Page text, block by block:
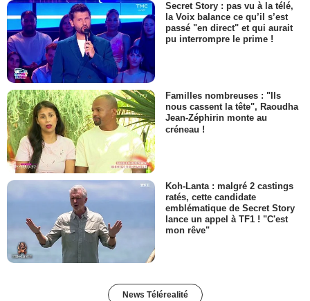
Secret Story : pas vu à la télé,
la Voix balance ce qu’il s’est
passé "en direct" et qui aurait
pu interrompre le prime !
Familles nombreuses : "Ils
nous cassent la tête", Raoudha
Jean-Zéphirin monte au
créneau !
Koh-Lanta : malgré 2 castings
ratés, cette candidate
emblématique de Secret Story
lance un appel à TF1 ! "C'est
mon rêve"
News Télérealité